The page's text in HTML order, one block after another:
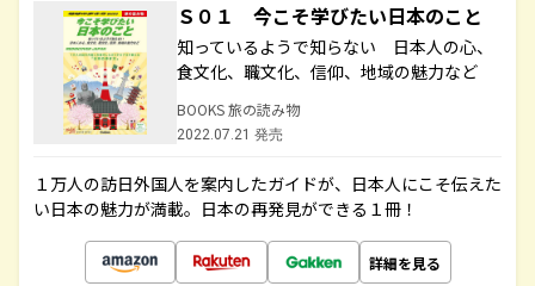
Ｓ０１ 今こそ学びたい日本のこと
知っているようで知らない 日本人の心、
食文化、職文化、信仰、地域の魅力など
BOOKS 旅の読み物
2022.07.21 発売
１万人の訪日外国人を案内したガイドが、日本人にこそ伝えた
い日本の魅力が満載。日本の再発見ができる１冊！
詳細を見る